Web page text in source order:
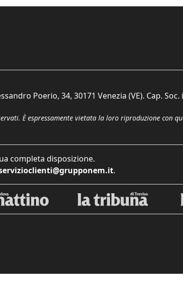
Poerio, 34, 30171 Venezia (VE). Cap. Soc.
È espressamente vietata la loro riproduzione con
completa disposizione.
.